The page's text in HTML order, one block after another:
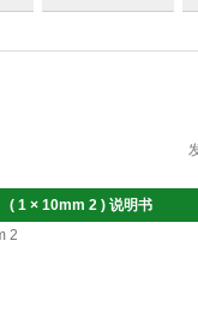
( 1 × 10mm 2 ) 说明书
2